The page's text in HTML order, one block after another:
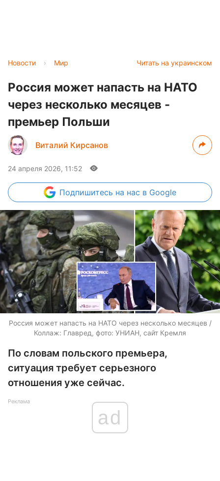
Читать на украинском
Новости › Мир
Россия может напасть на НАТО
через несколько месяцев -
премьер Польши
Виталий Кирсанов
24 апреля 2026, 11:52
Подпишитесь на нас в Google
Россия может напасть на НАТО через несколько месяцев /
Коллаж: Главред, фото: УНИАН, сайт Кремля
По словам польского премьера,
ситуация требует серьезного
отношения уже сейчас.
Реклама
ad